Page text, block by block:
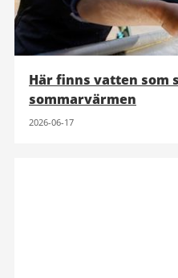
Här finns vatten som
sommarvärmen
2026-06-17